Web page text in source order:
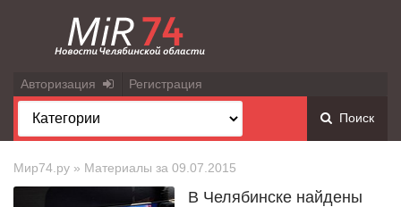
Авторизация Регистрация
Поиск
Мир74.ру » Материалы за 09.07.2015
В Челябинске найдены